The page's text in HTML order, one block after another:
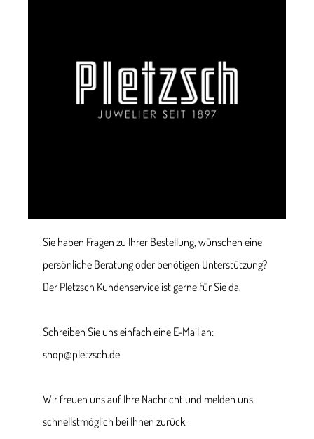
Sie haben Fragen zu Ihrer Bestellung, wünschen eine
persönliche Beratung oder benötigen Unterstützung?
Der Pletzsch Kundenservice ist gerne für Sie da.
Schreiben Sie uns einfach eine E-Mail an:
shop@pletzsch.de
Wir freuen uns auf Ihre Nachricht und melden uns
schnellstmöglich bei Ihnen zurück.